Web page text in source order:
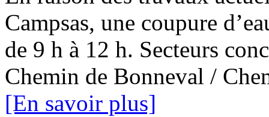
Campsas, une coupure
de 9 h à 12 h. Secteurs
Chemin de Bonneval /
[En savoir plus]